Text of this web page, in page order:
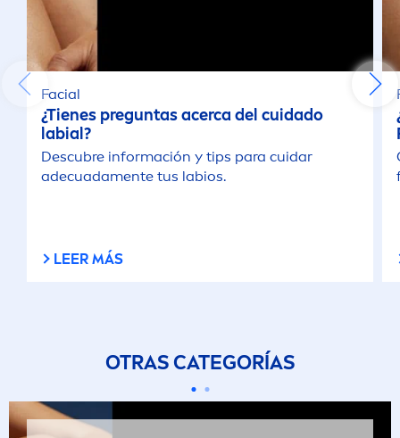
Facial
¿Tienes preguntas acerca del cuidado
labial?
Descubre información y tips para cuidar
adecuadamente tus labios.
LEER MÁS
OTRAS CATEGORÍAS